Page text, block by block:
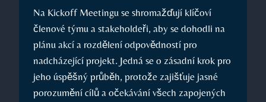
Na Kickoff Meetingu se shromažďují klíčoví
členové týmu a stakeholdeři, aby se dohodli na
plánu akcí a rozdělení odpovědností pro
nadcházející projekt. Jedná se o zásadní krok pro
jeho úspěšný průběh, protože zajišťuje jasné
porozumění cílů a očekávání všech zapojených